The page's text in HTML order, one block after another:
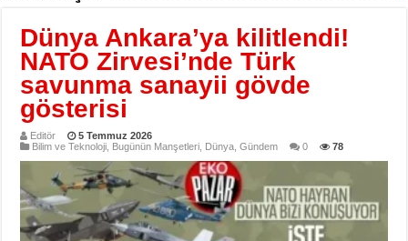
Dünya Ankara’ya kilitlendi!
NATO Zirvesi’nde Türk
savunma sanayii gövde
gösterisi
Editör
5 Temmuz 2026
Bilim ve Teknoloji Bugünün Manşetleri Dünya ,Gündem 0 78